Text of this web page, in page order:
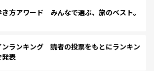
方アワード みんなで選ぶ、旅のベスト。
ンランキング 読者の投票をもとにランキン
発表